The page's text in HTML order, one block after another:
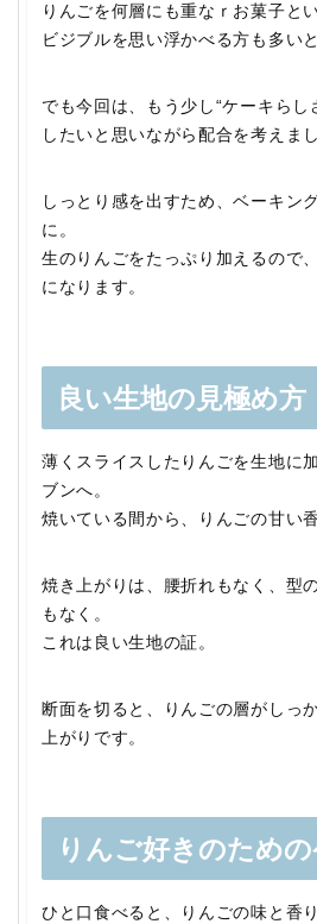
りんごを何層にも重なｒお菓子と
ビジブルを思い浮かべる方も多い
でも今回は、もう少し“ケーキらし
したいと思いながら配合を考えまし
しっとり感を出すため、ベーキン
に。
生のりんごをたっぷり加えるので
になります。
良い生地の見極め方
薄くスライスしたりんごを生地に
ブンへ。
焼いている間から、りんごの甘い
焼き上がりは、腰折れもなく、型
もなく。
これは良い生地の証。
断面を切ると、りんごの層がしっ
上がりです。
りんご好きのため
ひと口食べると、りんごの味と香